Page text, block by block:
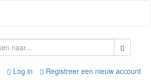
Log in Registreer een nieuw account